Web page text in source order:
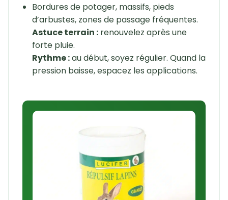
Bordures de potager, massifs, pieds
d’arbustes, zones de passage fréquentes.
Astuce terrain :renouvelez après une
forte pluie.
Rythme :au début, soyez régulier. Quand la
pression baisse, espacez les applications.